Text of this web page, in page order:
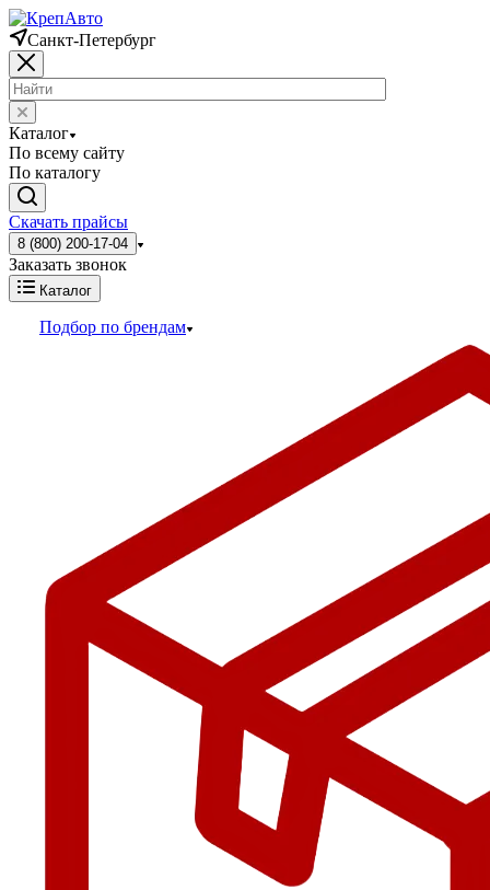
Санкт-Петербург
Каталог
По всему сайту
По каталогу
Скачать прайсы
8 (800) 200-17-04
Заказать звонок
Каталог
Подбор по брендам